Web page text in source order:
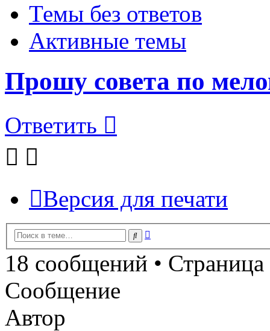
Темы без ответов
Активные темы
Прошу совета по
Ответить
Версия для печати
Поиск
18 сообщений • Страница
Сообщение
Автор